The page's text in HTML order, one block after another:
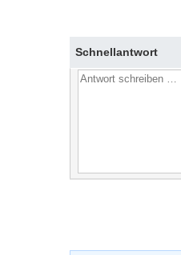
Schnellantwort